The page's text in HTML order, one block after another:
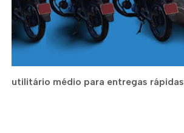
utilitário médio para entregas rápidas